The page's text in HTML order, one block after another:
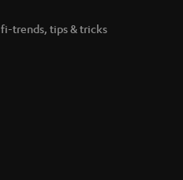
trends, tips & tricks